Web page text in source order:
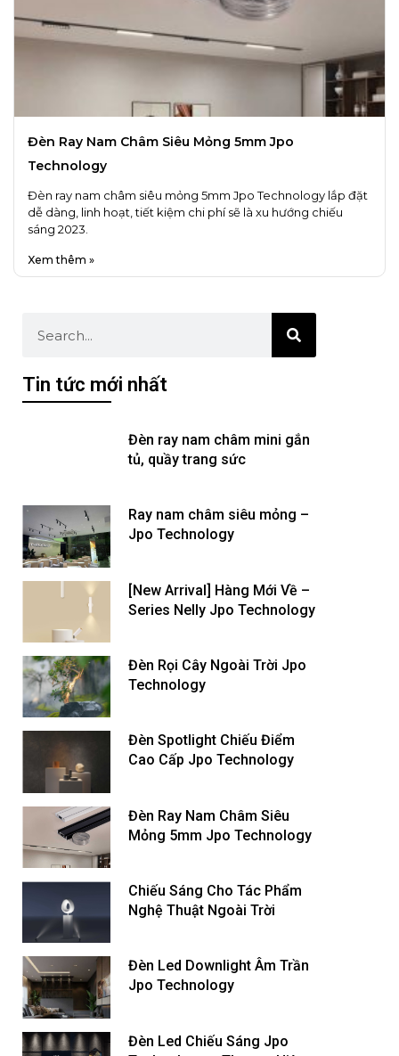
Đèn Ray Nam Châm Siêu Mỏng 5mm Jpo
Technology
Đèn ray nam châm siêu mỏng 5mm Jpo Technology lắp đặt
dễ dàng, linh hoạt, tiết kiệm chi phí sẽ là xu hướng chiếu
sáng 2023.
Xem thêm »
Tin tức mới nhất
Đèn ray nam châm mini gắn
tủ, quầy trang sức
Ray nam châm siêu mỏng –
Jpo Technology
[New Arrival] Hàng Mới Về –
Series Nelly Jpo Technology
Đèn Rọi Cây Ngoài Trời Jpo
Technology
Đèn Spotlight Chiếu Điểm
Cao Cấp Jpo Technology
Đèn Ray Nam Châm Siêu
Mỏng 5mm Jpo Technology
Chiếu Sáng Cho Tác Phẩm
Nghệ Thuật Ngoài Trời
Đèn Led Downlight Âm Trần
Jpo Technology
Đèn Led Chiếu Sáng Jpo